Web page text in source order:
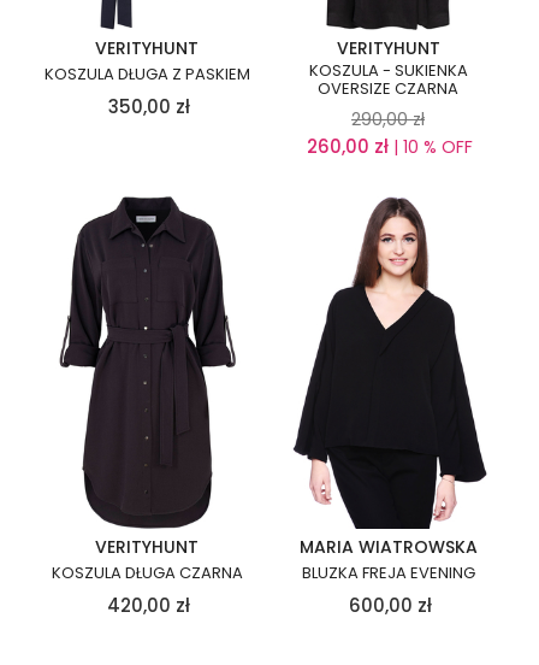
VERITYHUNT
KOSZULA DŁUGA Z PASKIEM
350,00 zł
VERITYHUNT
KOSZULA - SUKIENKA
OVERSIZE CZARNA
290,00 zł
260,00 zł | 10 % OFF
VERITYHUNT
KOSZULA DŁUGA CZARNA
420,00 zł
MARIA WIATROWSKA
BLUZKA FREJA EVENING
600,00 zł